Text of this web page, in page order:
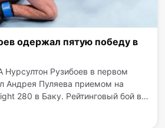
одержал пятую победу в
Рузибоев в первом
Андрея Пуляева приемом на
280 в Баку. Рейтинговый бой в
задолго до финального